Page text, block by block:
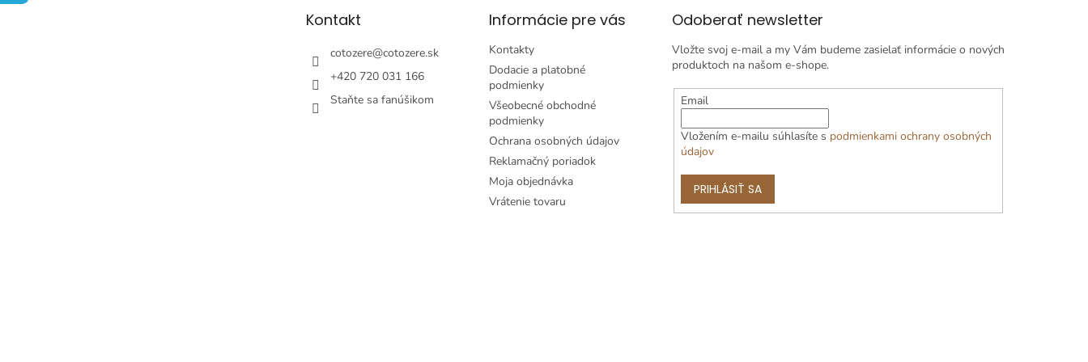
t
Kontakt
cotozere@cotozere.sk
+420 720 031 166
Staňte sa fanúšikom
Informácie pre vás
Kontakty
Dodacie a platobné
podmienky
Všeobecné obchodné
podmienky
Ochrana osobných údajov
Reklamačný poriadok
Moja objednávka
Vrátenie tovaru
Odoberať newsletter
Vložte svoj e-mail a my Vám budeme zasielať informácie o nových
produktoch na našom e-shope.
Email
Vložením e-mailu súhlasíte s podmienkami ochrany osobných
údajov
PRIHLÁSIŤ SA